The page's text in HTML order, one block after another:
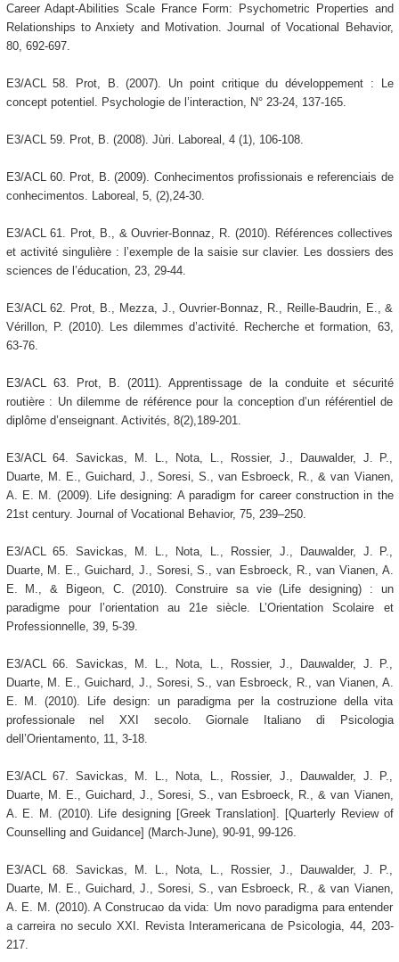
Career Adapt-Abilities Scale France Form: Psychometric Properties and
Relationships to Anxiety and Motivation. Journal of Vocational Behavior,
80, 692-697.
E3/ACL 58. Prot, B. (2007). Un point critique du développement : Le
concept potentiel. Psychologie de l’interaction, N° 23-24, 137-165.
E3/ACL 59. Prot, B. (2008). Jùri. Laboreal, 4 (1), 106-108.
E3/ACL 60. Prot, B. (2009). Conhecimentos profissionais e referenciais de
conhecimentos. Laboreal, 5, (2),24-30.
E3/ACL 61. Prot, B., & Ouvrier-Bonnaz, R. (2010). Références collectives
et activité singulière : l’exemple de la saisie sur clavier. Les dossiers des
sciences de l’éducation, 23, 29-44.
E3/ACL 62. Prot, B., Mezza, J., Ouvrier-Bonnaz, R., Reille-Baudrin, E., &
Vérillon, P. (2010). Les dilemmes d’activité. Recherche et formation, 63,
63-76.
E3/ACL 63. Prot, B. (2011). Apprentissage de la conduite et sécurité
routière : Un dilemme de référence pour la conception d’un référentiel de
diplôme d’enseignant. Activités, 8(2),189-201.
E3/ACL 64. Savickas, M. L., Nota, L., Rossier, J., Dauwalder, J. P.,
Duarte, M. E., Guichard, J., Soresi, S., van Esbroeck, R., & van Vianen,
A. E. M. (2009). Life designing: A paradigm for career construction in the
21st century. Journal of Vocational Behavior, 75, 239–250.
E3/ACL 65. Savickas, M. L., Nota, L., Rossier, J., Dauwalder, J. P.,
Duarte, M. E., Guichard, J., Soresi, S., van Esbroeck, R., van Vianen, A.
E. M., & Bigeon, C. (2010). Construire sa vie (Life designing) : un
paradigme pour l’orientation au 21e siècle. L’Orientation Scolaire et
Professionnelle, 39, 5-39.
E3/ACL 66. Savickas, M. L., Nota, L., Rossier, J., Dauwalder, J. P.,
Duarte, M. E., Guichard, J., Soresi, S., van Esbroeck, R., van Vianen, A.
E. M. (2010). Life design: un paradigma per la costruzione della vita
professionale nel XXI secolo. Giornale Italiano di Psicologia
dell’Orientamento, 11, 3-18.
E3/ACL 67. Savickas, M. L., Nota, L., Rossier, J., Dauwalder, J. P.,
Duarte, M. E., Guichard, J., Soresi, S., van Esbroeck, R., & van Vianen,
A. E. M. (2010). Life designing [Greek Translation]. [Quarterly Review of
Counselling and Guidance] (March-June), 90-91, 99-126.
E3/ACL 68. Savickas, M. L., Nota, L., Rossier, J., Dauwalder, J. P.,
Duarte, M. E., Guichard, J., Soresi, S., van Esbroeck, R., & van Vianen,
A. E. M. (2010). A Construcao da vida: Um novo paradigma para entender
a carreira no seculo XXI. Revista Interamericana de Psicologia, 44, 203-
217.